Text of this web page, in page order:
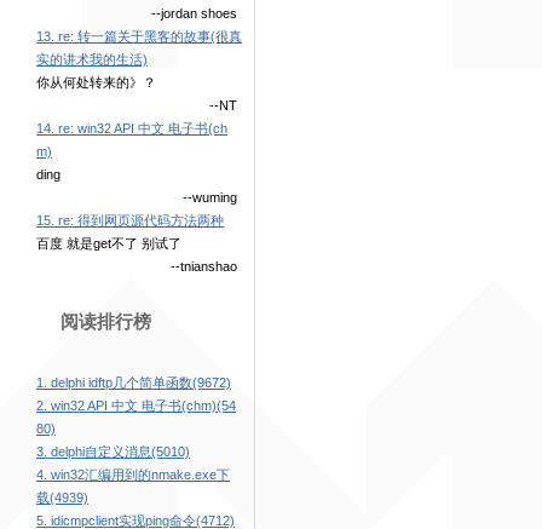
--jordan shoes
13. re: 转一篇关于黑客的故事(很真
实的讲术我的生活)
你从何处转来的》？
--NT
14. re: win32 API 中文 电子书(ch
m)
ding
--wuming
15. re: 得到网页源代码方法两种
百度 就是get不了 别试了
--tnianshao
阅读排行榜
1. delphi idftp几个简单函数(9672)
2. win32 API 中文 电子书(chm)(54
80)
3. delphi自定义消息(5010)
4. win32汇编用到的nmake.exe下
载(4939)
5. idicmpclient实现ping命令(4712)